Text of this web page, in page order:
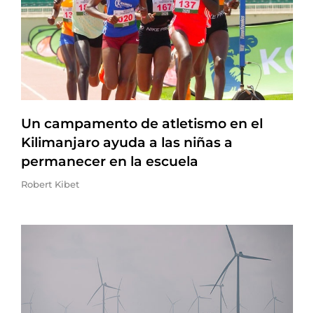
Un campamento de atletismo en el
Kilimanjaro ayuda a las niñas a
permanecer en la escuela
Robert Kibet